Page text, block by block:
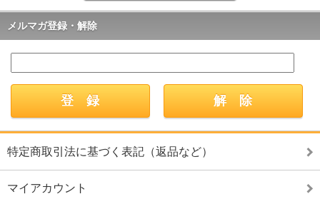
メルマガ登録・解除
特定商取引法に基づく表記（返品など）
マイアカウント